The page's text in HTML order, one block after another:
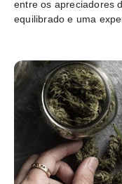
entre os apreciadores
equilibrado e uma